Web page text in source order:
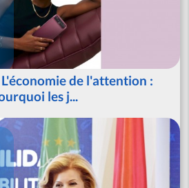
de l'attention :
les j...